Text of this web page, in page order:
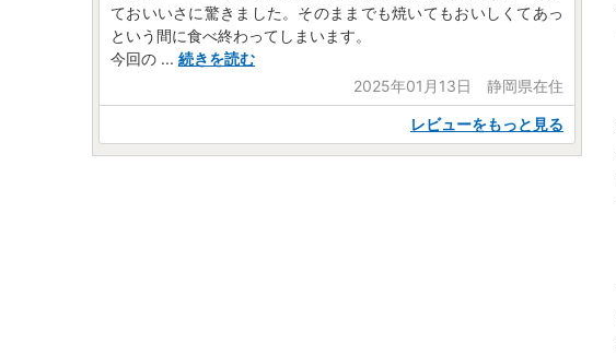
ておいいさに驚きました。そのままでも焼いてもおいしくてあっ
という間に食べ終わってしまいます。
今回の ... 続きを読む
2025年01月13日 静岡県在住
レビューをもっと見る